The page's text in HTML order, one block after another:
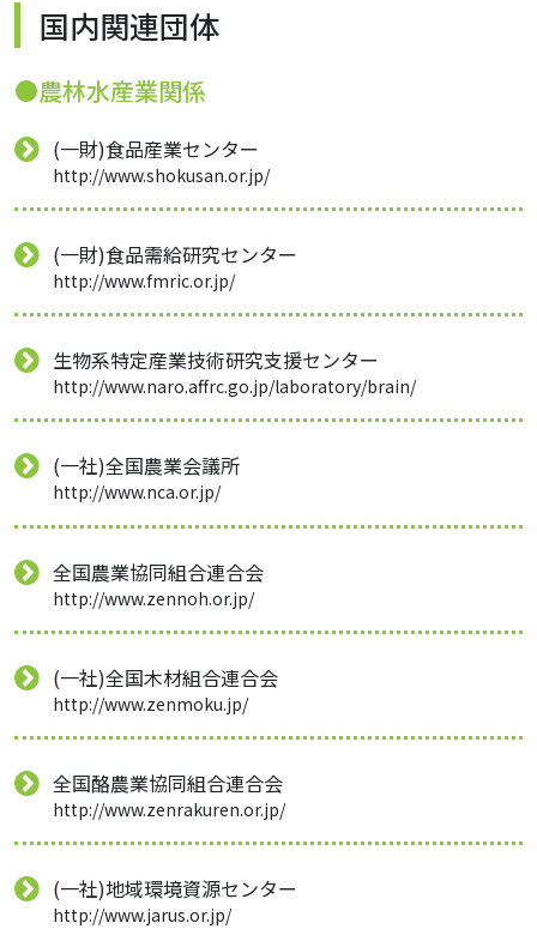
国内関連団体
●農林水産業関係
(一財)食品産業センター
http://www.shokusan.or.jp/
(一財)食品需給研究センター
http://www.fmric.or.jp/
生物系特定産業技術研究支援センター
http://www.naro.affrc.go.jp/laboratory/brain/
(一社)全国農業会議所
http://www.nca.or.jp/
全国農業協同組合連合会
http://www.zennoh.or.jp/
(一社)全国木材組合連合会
http://www.zenmoku.jp/
全国酪農業協同組合連合会
http://www.zenrakuren.or.jp/
(一社)地域環境資源センター
http://www.jarus.or.jp/